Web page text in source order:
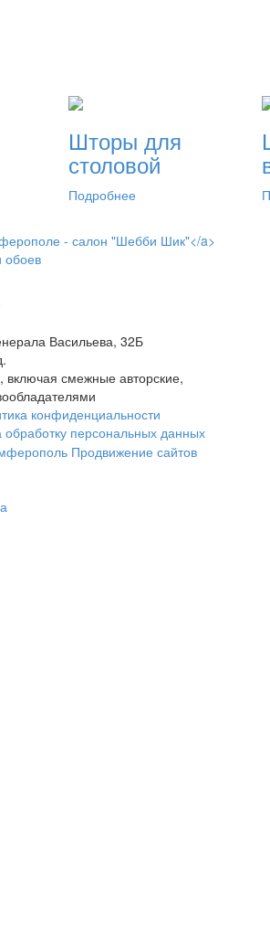
Шторы для
столовой
Подробнее
обоев
Васильева, 32Б
включая смежные авторские,
конфиденциальности
обработку персональных данных
Продвижение сайтов